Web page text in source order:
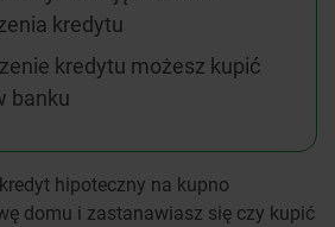
kredytu
kredytu możesz kupić
banku
hipoteczny na kupno
domu i zastanawiasz się czy kupić